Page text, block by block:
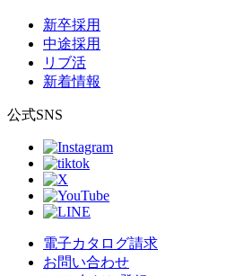
新卒採用
中途採用
リブ活
新着情報
公式SNS
電子カタログ請求
お問い合わせ